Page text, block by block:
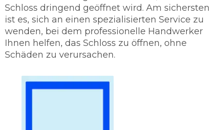
Schloss dringend geöffnet wird. Am sichersten
ist es, sich an einen spezialisierten Service zu
wenden, bei dem professionelle Handwerker
Ihnen helfen, das Schloss zu öffnen, ohne
Schäden zu verursachen.